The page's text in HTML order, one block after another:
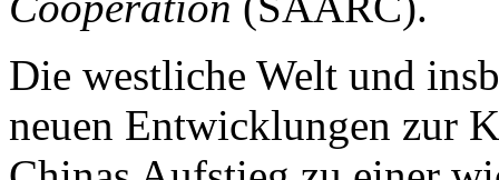
Die westliche Welt und
neuen Entwicklungen zur